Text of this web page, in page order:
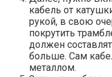
кабель от
рукой, в свою
покрутить
должен
больше. Сам
металлом.